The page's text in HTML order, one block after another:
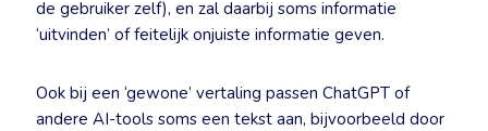
de gebruiker zelf), en zal daarbij soms informatie
‘uitvinden’ of feitelijk onjuiste informatie geven.
Ook bij een ‘gewone’ vertaling passen ChatGPT of
andere AI-tools soms een tekst aan, bijvoorbeeld door